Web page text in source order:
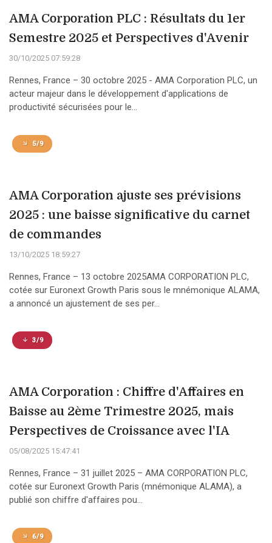
AMA Corporation PLC : Résultats du 1er
Semestre 2025 et Perspectives d'Avenir
30/10/2025 07:59:28
Rennes, France – 30 octobre 2025 - AMA Corporation PLC, un
acteur majeur dans le développement d'applications de
productivité sécurisées pour le...
5/9
AMA Corporation ajuste ses prévisions
2025 : une baisse significative du carnet
de commandes
13/10/2025 18:59:27
Rennes, France – 13 octobre 2025AMA CORPORATION PLC,
cotée sur Euronext Growth Paris sous le mnémonique ALAMA,
a annoncé un ajustement de ses per...
3/9
AMA Corporation : Chiffre d'Affaires en
Baisse au 2ème Trimestre 2025, mais
Perspectives de Croissance avec l'IA
05/08/2025 15:47:41
Rennes, France – 31 juillet 2025 – AMA CORPORATION PLC,
cotée sur Euronext Growth Paris (mnémonique ALAMA), a
publié son chiffre d'affaires pou...
6/9